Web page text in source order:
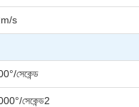
s
সেকেন্ড
সেকেন্ড2